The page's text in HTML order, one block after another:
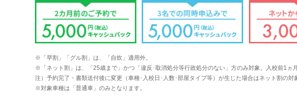
※「早割」「グル割」は、「自炊」適用外。
※「ネット割」は、「25歳まで」かつ「違反･取消処分等行政処分のない」方のみ対象。入校前1ヵ
注）予約完了・書類送付後に変更（車種･入校日･人数･部屋タイプ等）が生じた場合はネット割の対
※対象車種は「普通車」のみとなります。